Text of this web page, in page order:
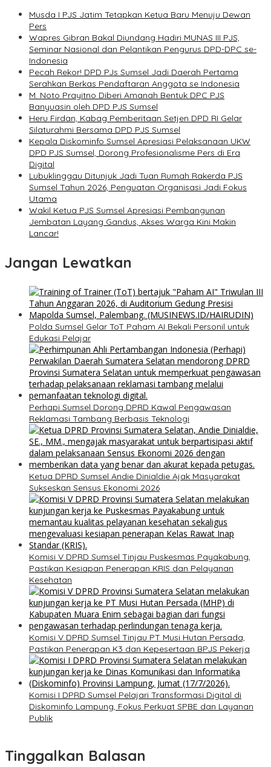
Musda I PJS Jatim Tetapkan Ketua Baru Menuju Dewan
Pers
Wapres Gibran Bakal Diundang Hadiri MUNAS III PJS,
Seminar Nasional dan Pelantikan Pengurus DPD-DPC se-
Indonesia
Pecah Rekor! DPD PJs Sumsel Jadi Daerah Pertama
Serahkan Berkas Pendaftaran Anggota se Indonesia
M. Noto Prayitno Diberi Amanah Bentuk DPC PJS
Banyuasin oleh DPD PJS Sumsel
Heru Firdan, Kabag Pemberitaan Setjen DPD RI Gelar
Silaturahmi Bersama DPD PJS Sumsel
Kepala Diskominfo Sumsel Apresiasi Pelaksanaan UKW
DPD PJS Sumsel, Dorong Profesionalisme Pers di Era
Digital
Lubuklinggau Ditunjuk Jadi Tuan Rumah Rakerda PJS
Sumsel Tahun 2026, Penguatan Organisasi Jadi Fokus
Utama
Wakil Ketua PJS Sumsel Apresiasi Pembangunan
Jembatan Layang Gandus, Akses Warga Kini Makin
Lancar!
Jangan Lewatkan
Polda Sumsel Gelar ToT Paham AI Bekali Personil untuk
Edukasi Pelajar
Perhapi Sumsel Dorong DPRD Kawal Pengawasan
Reklamasi Tambang Berbasis Teknologi
Ketua DPRD Sumsel Andie Dinialdie Ajak Masyarakat
Sukseskan Sensus Ekonomi 2026
Komisi V DPRD Sumsel Tinjau Puskesmas Payakabung,
Pastikan Kesiapan Penerapan KRIS dan Pelayanan
Kesehatan
Komisi V DPRD Sumsel Tinjau PT Musi Hutan Persada,
Pastikan Penerapan K3 dan Kepesertaan BPJS Pekerja
Komisi I DPRD Sumsel Pelajari Transformasi Digital di
Diskominfo Lampung, Fokus Perkuat SPBE dan Layanan
Publik
Tinggalkan Balasan